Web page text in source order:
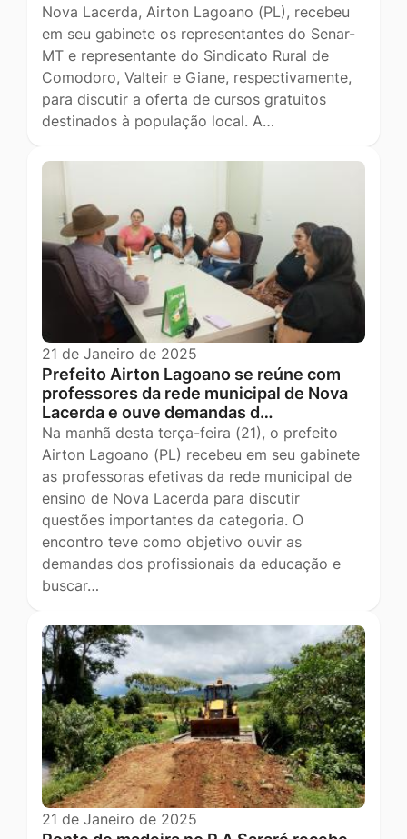
Nova Lacerda, Airton Lagoano (PL), recebeu
em seu gabinete os representantes do Senar-
MT e representante do Sindicato Rural de
Comodoro, Valteir e Giane, respectivamente,
para discutir a oferta de cursos gratuitos
destinados à população local. A…
21 de Janeiro de 2025
Prefeito Airton Lagoano se reúne com
professores da rede municipal de Nova
Lacerda e ouve demandas d…
Na manhã desta terça-feira (21), o prefeito
Airton Lagoano (PL) recebeu em seu gabinete
as professoras efetivas da rede municipal de
ensino de Nova Lacerda para discutir
questões importantes da categoria. O
encontro teve como objetivo ouvir as
demandas dos profissionais da educação e
buscar…
21 de Janeiro de 2025